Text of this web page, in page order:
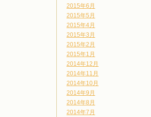
2015年6月
2015年5月
2015年4月
2015年3月
2015年2月
2015年1月
2014年12月
2014年11月
2014年10月
2014年9月
2014年8月
2014年7月